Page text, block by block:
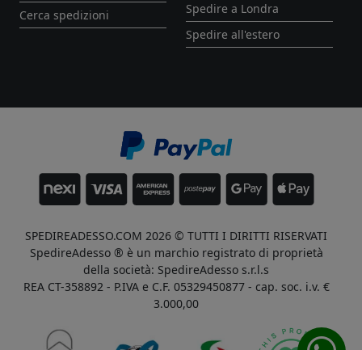
Cerca spedizioni
Spedire a Londra
Spedire all'estero
SPEDIREADESSO.COM 2026 © TUTTI I DIRITTI RISERVATI
SpedireAdesso ® è un marchio registrato di proprietà
della società: SpedireAdesso s.r.l.s
REA CT-358892 - P.IVA e C.F. 05329450877 - cap. soc. i.v. €
3.000,00